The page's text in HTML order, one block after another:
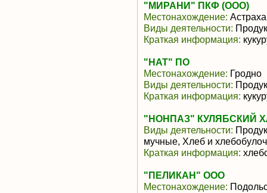
"МИРАНИ" ПКФ (ООО)
Местонахождение:
Виды деятельности:
Краткая информация:
"НАТ" ПО
Местонахождение: Гродно
Виды деятельности:
Краткая информация:
"НОНПАЗ" КУЛЯБСКИЙ
Виды деятельности:
мучные, Хлеб и
Краткая информация:
"ПЕЛИКАН" ООО
Местонахождение: